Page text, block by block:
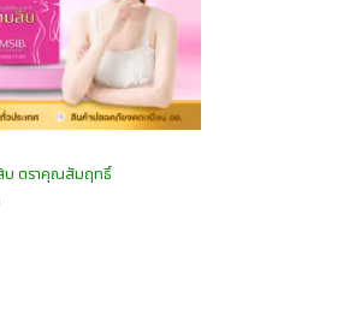
บ ตราคุณสัมฤทธิ์
Price